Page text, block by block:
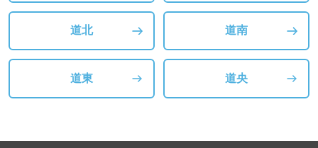
道北 道南
道東 道央